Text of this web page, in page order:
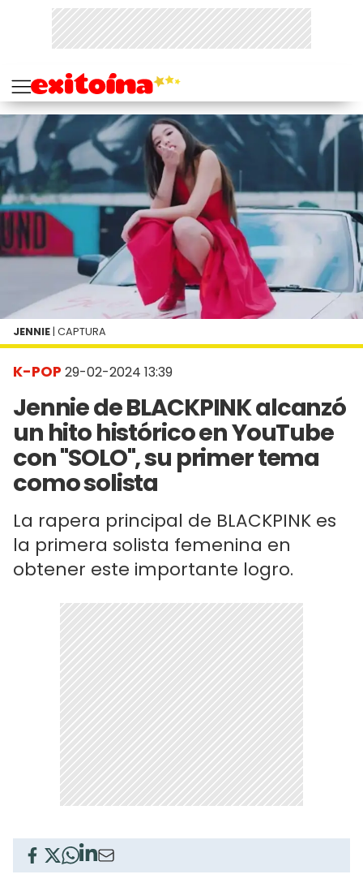
K-POP 29-02-2024 13:39
Jennie de BLACKPINK alcanzó
un hito histórico en YouTube
con "SOLO", su primer tema
como solista
La rapera principal de BLACKPINK es
la primera solista femenina en
obtener este importante logro.
JENNIE | CAPTURA